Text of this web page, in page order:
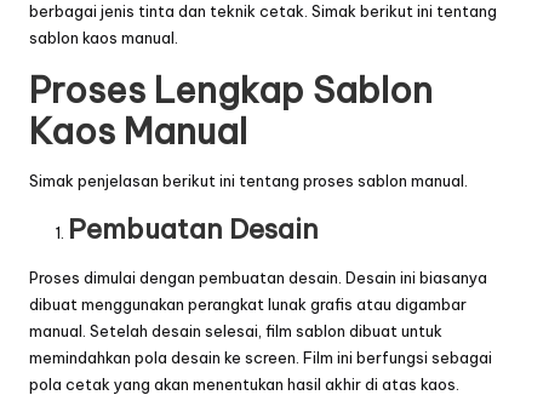
berbagai jenis tinta dan teknik cetak. Simak berikut ini tentang
sablon kaos manual.
Proses Lengkap Sablon
Kaos Manual
Simak penjelasan berikut ini tentang proses sablon manual.
Pembuatan Desain
Proses dimulai dengan pembuatan desain. Desain ini biasanya
dibuat menggunakan perangkat lunak grafis atau digambar
manual. Setelah desain selesai, film sablon dibuat untuk
memindahkan pola desain ke screen. Film ini berfungsi sebagai
pola cetak yang akan menentukan hasil akhir di atas kaos.